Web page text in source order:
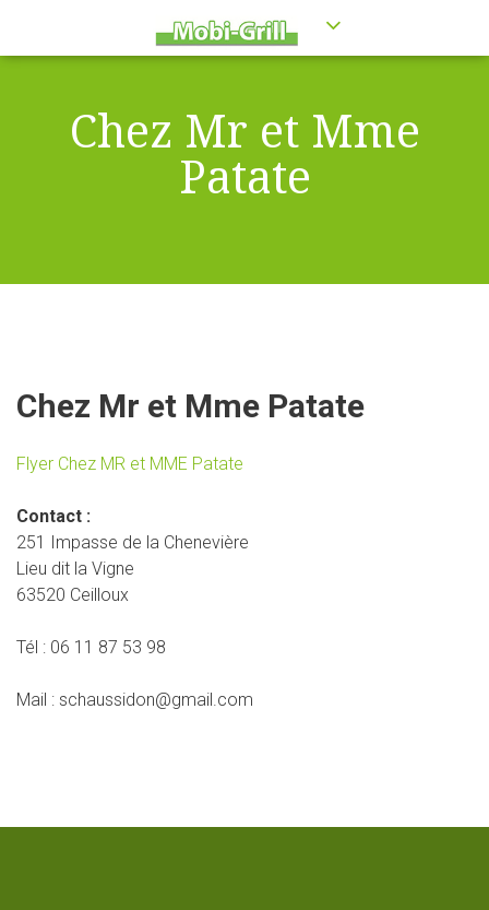
Chez Mr et Mme
Patate
Chez Mr et Mme Patate
Flyer Chez MR et MME Patate
Contact :
251 Impasse de la Chenevière
Lieu dit la Vigne
63520 Ceilloux
Tél : 06 11 87 53 98
Mail : schaussidon@gmail.com